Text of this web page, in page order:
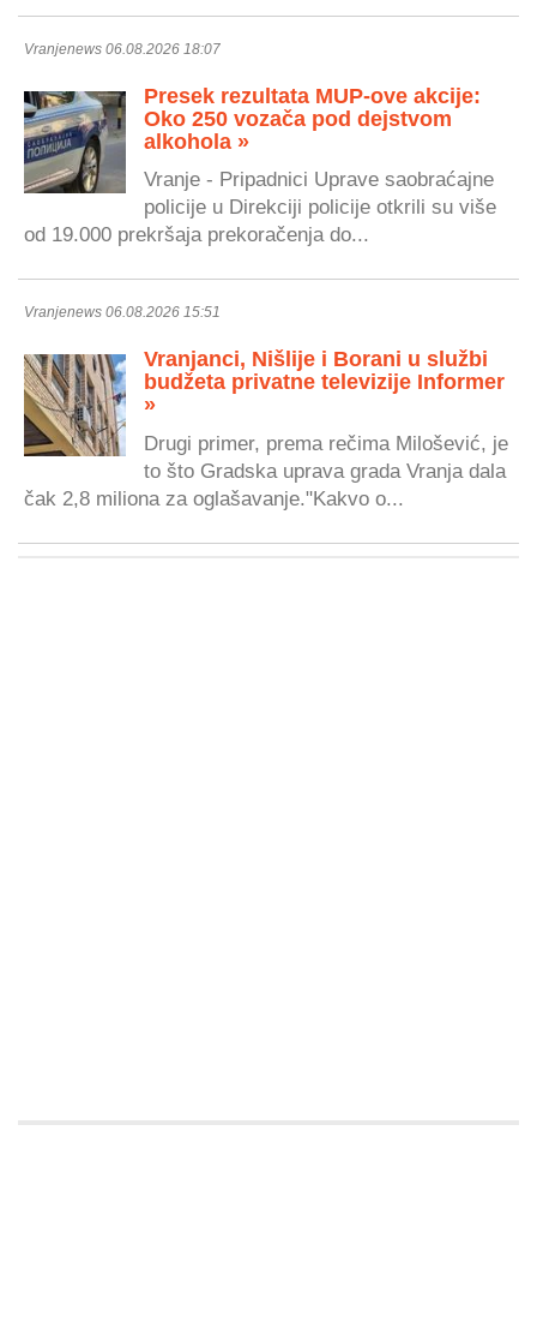
Vranjenews 06.08.2026 18:07
Presek rezultata MUP-ove akcije:
Oko 250 vozača pod dejstvom
alkohola »
Vranje - Pripadnici Uprave saobraćajne
policije u Direkciji policije otkrili su više
od 19.000 prekršaja prekoračenja do...
Vranjenews 06.08.2026 15:51
Vranjanci, Nišlije i Borani u službi
budžeta privatne televizije Informer
»
Drugi primer, prema rečima Milošević, je
to što Gradska uprava grada Vranja dala
čak 2,8 miliona za oglašavanje."Kakvo o...